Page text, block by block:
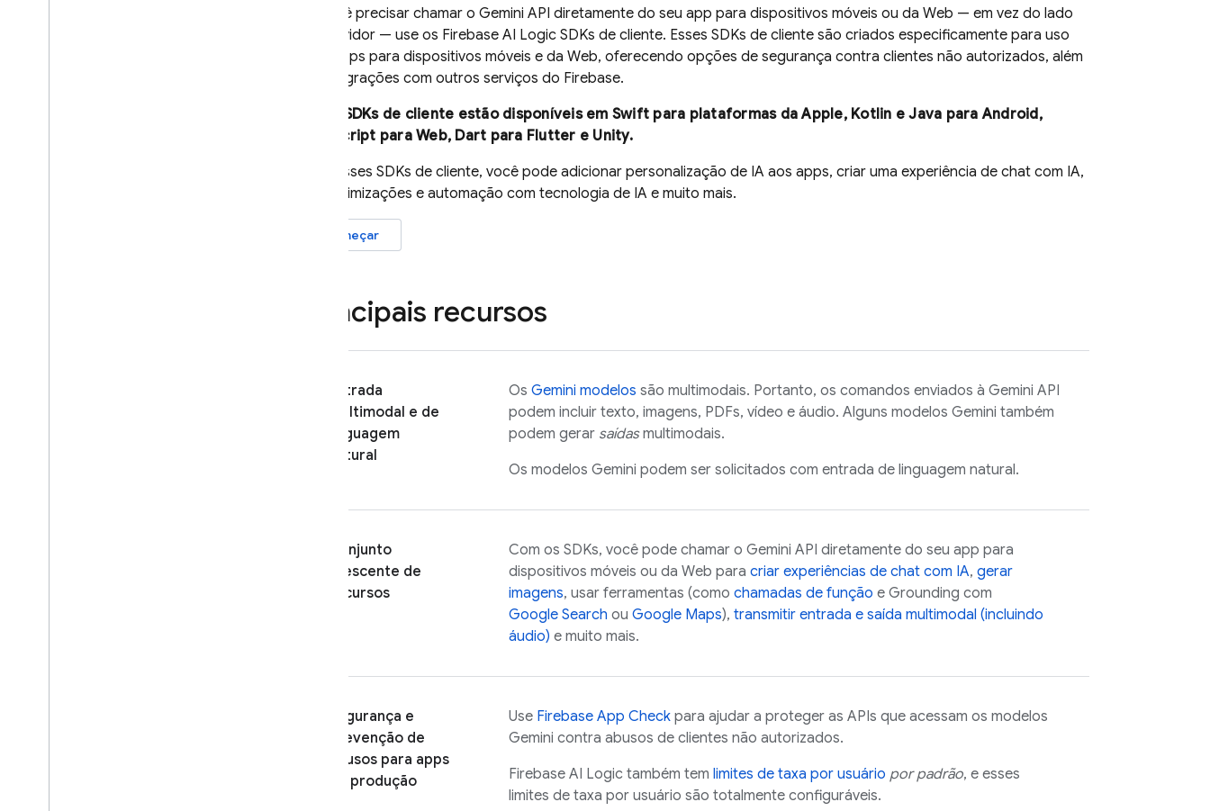
Se você precisar chamar o Gemini API diretamente do seu app para dispositivos móveis ou da Web — em vez do lado
do servidor — use os Firebase AI Logic SDKs de cliente. Esses SDKs de cliente são criados especificamente para uso
com apps para dispositivos móveis e da Web, oferecendo opções de segurança contra clientes não autorizados, além
de integrações com outros serviços do Firebase.
Esses SDKs de cliente estão disponíveis em Swift para plataformas da Apple, Kotlin e Java para Android,
JavaScript para Web, Dart para Flutter e Unity.
Com esses SDKs de cliente, você pode adicionar personalização de IA aos apps, criar uma experiência de chat com IA,
criar otimizações e automação com tecnologia de IA e muito mais.
Começar
Principais recursos
Entrada
multimodal e de
linguagem
natural
Os Gemini modelos são multimodais. Portanto, os comandos enviados à Gemini API
podem incluir texto, imagens, PDFs, vídeo e áudio. Alguns modelos Gemini também
podem gerar saídasmultimodais.
Os modelos Gemini podem ser solicitados com entrada de linguagem natural.
Conjunto
crescente de
recursos
Com os SDKs, você pode chamar o Gemini API diretamente do seu app para
dispositivos móveis ou da Web para criar experiências de chat com IA, gerar
imagens, usar ferramentas (como chamadas de função e Grounding com
Google Search ou Google Maps), transmitir entrada e saída multimodal (incluindo
áudio) e muito mais.
Segurança e
prevenção de
abusos para apps
de produção
Use Firebase App Check para ajudar a proteger as APIs que acessam os modelos
Gemini contra abusos de clientes não autorizados.
Firebase AI Logic também tem limites de taxa por usuário por padrão, e esses
limites de taxa por usuário são totalmente configuráveis.